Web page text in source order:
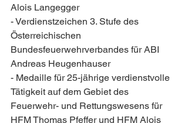
Alois Langegger
- Verdienstzeichen 3. Stufe des
Österreichischen
Bundesfeuerwehrverbandes für ABI
Andreas Heugenhauser
- Medaille für 25-jährige verdienstvolle
Tätigkeit auf dem Gebiet des
Feuerwehr- und Rettungswesens für
HFM Thomas Pfeffer und HFM Alois